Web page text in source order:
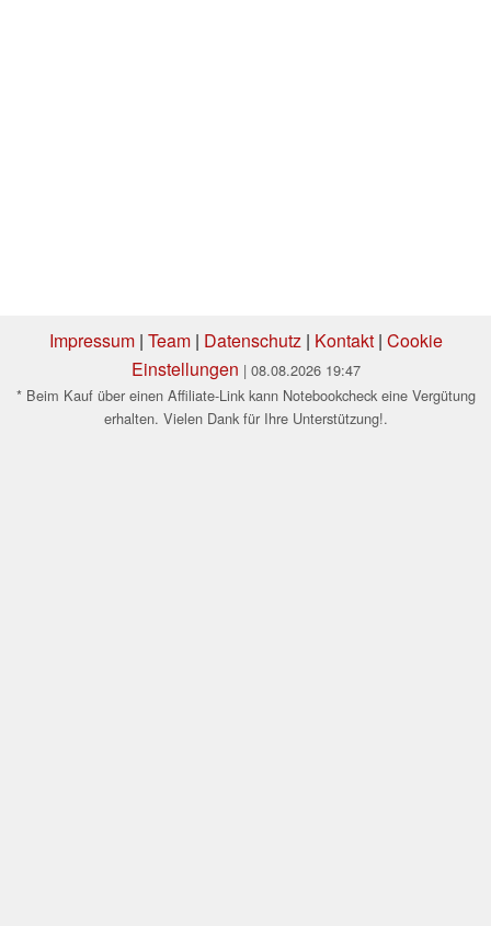
Impressum| Team| Datenschutz| Kontakt| Cookie
Einstellungen | 08.08.2026 19:47
* Beim Kauf über einen Affiliate-Link kann Notebookcheck eine Vergütung
erhalten. Vielen Dank für Ihre Unterstützung!.